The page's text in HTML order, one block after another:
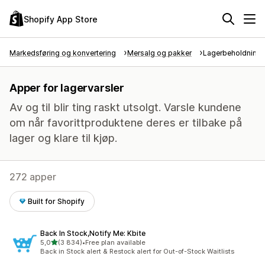
Shopify App Store
Markedsføring og konvertering Mersalg og pakker
Apper for lagervarsler
Av og til blir ting raskt utsolgt. Varsle kundene
om når favorittproduktene deres er tilbake på
lager og klare til kjøp.
272 apper
Built for Shopify
Back In Stock,Notify Me: Kbite
5,0av 5 stjerner
(3 834)
Totalt 3834 omtaler
•Free plan available
Back in Stock alert & Restock alert for Out-of-Stock Waitlists